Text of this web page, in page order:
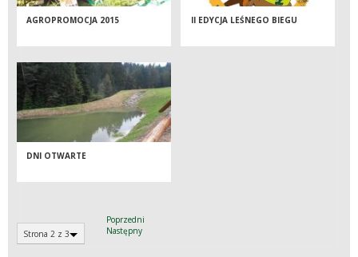
AGROPROMOCJA 2015 II EDYCJA LEŚNEGO BIEGU
DNI OTWARTE
Strona 2 z 3
Poprzedni
Następny